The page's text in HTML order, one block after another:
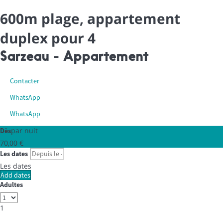
600m plage, appartement
duplex pour 4
Sarzeau - Appartement
Contacter
WhatsApp
WhatsApp
Dèspar nuit
70,00 €
Les dates
Les dates
Add dates
Adultes
1